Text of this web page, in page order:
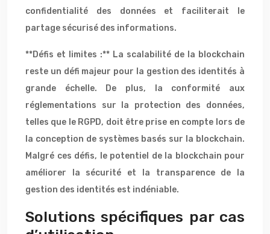
confidentialité des données et faciliterait le
partage sécurisé des informations.
**Défis et limites :** La scalabilité de la blockchain
reste un défi majeur pour la gestion des identités à
grande échelle. De plus, la conformité aux
réglementations sur la protection des données,
telles que le RGPD, doit être prise en compte lors de
la conception de systèmes basés sur la blockchain.
Malgré ces défis, le potentiel de la blockchain pour
améliorer la sécurité et la transparence de la
gestion des identités est indéniable.
Solutions spécifiques par cas